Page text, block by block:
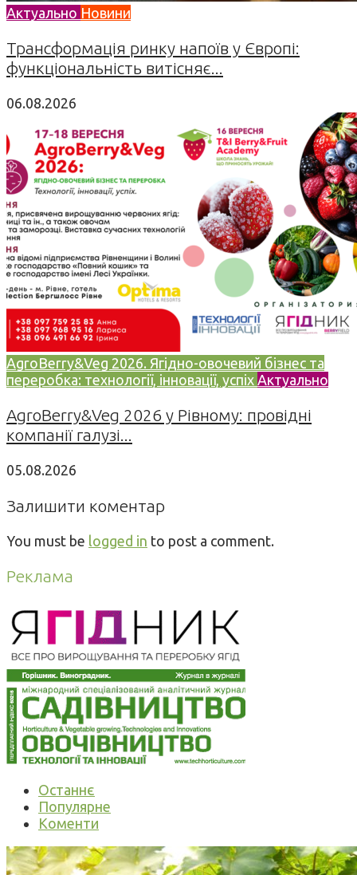
Актуально Новини
Трансформація ринку напоїв у Європі:
функціональність витісняє...
06.08.2026
AgroBerry&Veg 2026. Ягідно-овочевий бізнес та
переробка: технології, інновації, успіх Актуально
AgroBerry&Veg 2026 у Рівному: провідні
компанії галузі...
05.08.2026
Залишити коментар
You must be logged in to post a comment.
Реклама
Останнє
Популярне
Коменти